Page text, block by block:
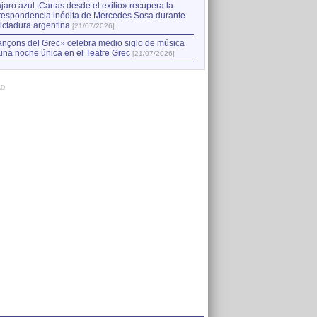
azul. Cartas desde el exilio» recupera la
inédita de Mercedes Sosa durante
argentina [21/07/2026]
del Grec» celebra medio siglo de música
noche única en el Teatre Grec [21/07/2026]